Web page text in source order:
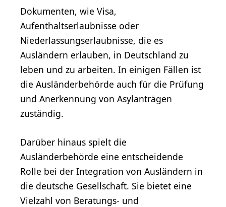
Dokumenten, wie Visa,
Aufenthaltserlaubnisse oder
Niederlassungserlaubnisse, die es
Ausländern erlauben, in Deutschland zu
leben und zu arbeiten. In einigen Fällen ist
die Ausländerbehörde auch für die Prüfung
und Anerkennung von Asylanträgen
zuständig.
Darüber hinaus spielt die
Ausländerbehörde eine entscheidende
Rolle bei der Integration von Ausländern in
die deutsche Gesellschaft. Sie bietet eine
Vielzahl von Beratungs- und